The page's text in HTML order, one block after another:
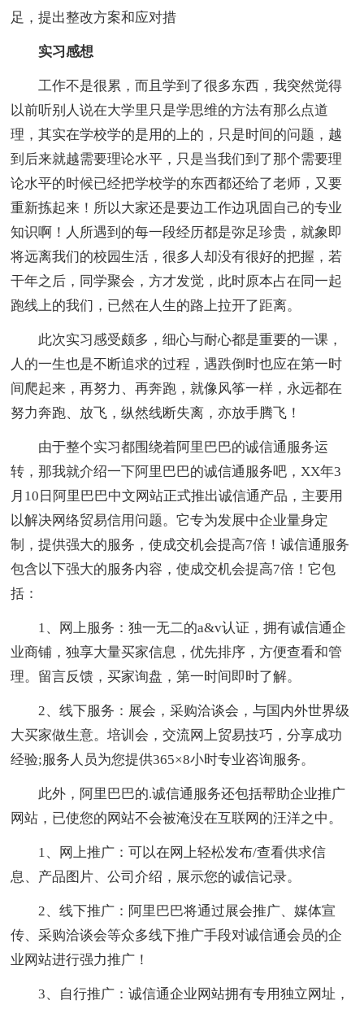
足，提出整改方案和应对措
实习感想
工作不是很累，而且学到了很多东西，我突然觉得
以前听别人说在大学里只是学思维的方法有那么点道
理，其实在学校学的是用的上的，只是时间的问题，越
到后来就越需要理论水平，只是当我们到了那个需要理
论水平的时候已经把学校学的东西都还给了老师，又要
重新拣起来！所以大家还是要边工作边巩固自己的专业
知识啊！人所遇到的每一段经历都是弥足珍贵，就象即
将远离我们的校园生活，很多人却没有很好的把握，若
干年之后，同学聚会，方才发觉，此时原本占在同一起
跑线上的我们，已然在人生的路上拉开了距离。
此次实习感受颇多，细心与耐心都是重要的一课，
人的一生也是不断追求的过程，遇跌倒时也应在第一时
间爬起来，再努力、再奔跑，就像风筝一样，永远都在
努力奔跑、放飞，纵然线断失离，亦放手腾飞！
由于整个实习都围绕着阿里巴巴的诚信通服务运
转，那我就介绍一下阿里巴巴的诚信通服务吧，XX年3
月10日阿里巴巴中文网站正式推出诚信通产品，主要用
以解决网络贸易信用问题。它专为发展中企业量身定
制，提供强大的服务，使成交机会提高7倍！诚信通服务
包含以下强大的服务内容，使成交机会提高7倍！它包
括：
1、网上服务：独一无二的a&v认证，拥有诚信通企
业商铺，独享大量买家信息，优先排序，方便查看和管
理。留言反馈，买家询盘，第一时间即时了解。
2、线下服务：展会，采购洽谈会，与国内外世界级
大买家做生意。培训会，交流网上贸易技巧，分享成功
经验;服务人员为您提供365×8小时专业咨询服务。
此外，阿里巴巴的.诚信通服务还包括帮助企业推广
网站，已使您的网站不会被淹没在互联网的汪洋之中。
1、网上推广：可以在网上轻松发布/查看供求信
息、产品图片、公司介绍，展示您的诚信记录。
2、线下推广：阿里巴巴将通过展会推广、媒体宣
传、采购洽谈会等众多线下推广手段对诚信通会员的企
业网站进行强力推广！
3、自行推广：诚信通企业网站拥有专用独立网址，